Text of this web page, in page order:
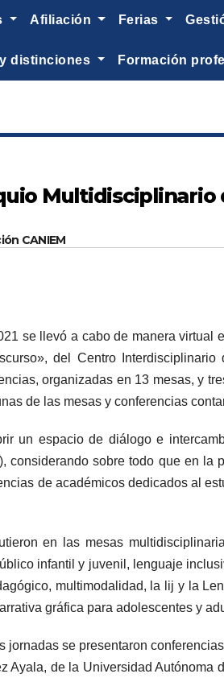
afiliación ferias
y distinciones formación
CANIEM
se llevó a cabo de manera
del Centro
organizadas en 13 mesas, y
de las mesas y conferencias
un espacio de diálogo e
considerando sobre todo que en
de académicos dedicados al
en las mesas
infantil y juvenil, lenguaje
multimodalidad, la lij y la
gráfica para adolescentes y
jornadas se presentaron
Ayala, de la Universidad